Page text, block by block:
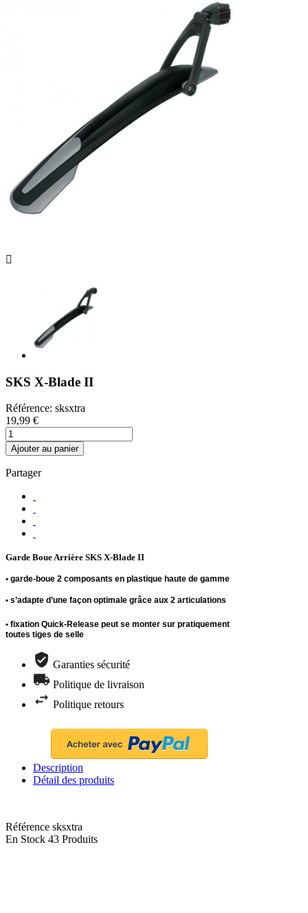
SKS X-Blade II
Référence: sksxtra
19,99 €
Ajouter au panier
Partager
Garde Boue Arrière SKS X-Blade II
• garde-boue 2 composants en plastique haute de gamme
• s’adapte d’une façon optimale grâce aux 2 articulations
• fixation Quick-Release peut se monter sur pratiquement
toutes tiges de selle
Garanties sécurité
Politique de livraison
Politique retours
Description
Détail des produits
Référence sksxtra
En Stock 43 Produits